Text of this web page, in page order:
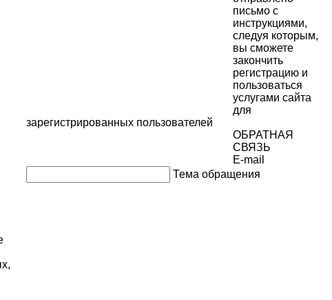
письмо с
инструкциями,
следуя которым,
вы сможете
закончить
регистрацию и
пользоваться
услугами сайта
для
зарегистрированных пользователей
ОБРАТНАЯ
СВЯЗЬ
E-mail
Тема обращения